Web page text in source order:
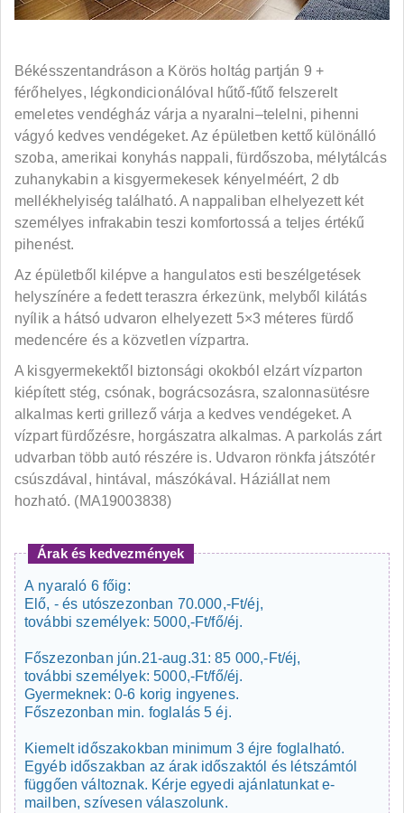
Békésszentandráson a Körös holtág partján 9 +
férőhelyes, légkondicionálóval hűtő-fűtő felszerelt
emeletes vendégház várja a nyaralni–telelni, pihenni
vágyó kedves vendégeket. Az épületben kettő különálló
szoba, amerikai konyhás nappali, fürdőszoba, mélytálcás
zuhanykabin a kisgyermekesek kényelméért, 2 db
mellékhelyiség található. A nappaliban elhelyezett két
személyes infrakabin teszi komfortossá a teljes értékű
pihenést.
Az épületből kilépve a hangulatos esti beszélgetések
helyszínére a fedett teraszra érkezünk, melyből kilátás
nyílik a hátsó udvaron elhelyezett 5×3 méteres fürdő
medencére és a közvetlen vízpartra.
A kisgyermekektől biztonsági okokból elzárt vízparton
kiépített stég, csónak, bográcsozásra, szalonnasütésre
alkalmas kerti grillező várja a kedves vendégeket. A
vízpart fürdőzésre, horgászatra alkalmas. A parkolás zárt
udvarban több autó részére is. Udvaron rönkfa játszótér
csúszdával, hintával, mászókával. Háziállat nem
hozható. (MA19003838)
Árak és kedvezmények
A nyaraló 6 főig:
Elő, - és utószezonban 70.000,-Ft/éj,
további személyek: 5000,-Ft/fő/éj.
Főszezonban jún.21-aug.31: 85 000,-Ft/éj,
további személyek: 5000,-Ft/fő/éj.
Gyermeknek: 0-6 korig ingyenes.
Főszezonban min. foglalás 5 éj.
Kiemelt időszakokban minimum 3 éjre foglalható.
Egyéb időszakban az árak időszaktól és létszámtól
függően változnak. Kérje egyedi ajánlatunkat e-
mailben, szívesen válaszolunk.